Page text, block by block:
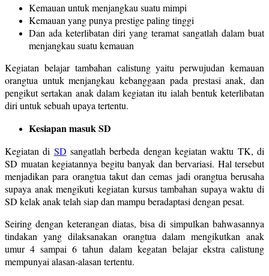
Kemauan untuk menjangkau suatu mimpi
Kemauan yang punya prestige paling tinggi
Dan ada keterlibatan diri yang teramat sangatlah dalam buat
menjangkau suatu kemauan
Kegiatan belajar tambahan calistung yaitu perwujudan kemauan
orangtua untuk menjangkau kebanggaan pada prestasi anak, dan
pengikut sertakan anak dalam kegiatan itu ialah bentuk keterlibatan
diri untuk sebuah upaya tertentu.
Kesiapan masuk SD
Kegiatan di SD sangatlah berbeda dengan kegiatan waktu TK, di
SD muatan kegiatannya begitu banyak dan bervariasi. Hal tersebut
menjadikan para orangtua takut dan cemas jadi orangtua berusaha
supaya anak mengikuti kegiatan kursus tambahan supaya waktu di
SD kelak anak telah siap dan mampu beradaptasi dengan pesat.
Seiring dengan keterangan diatas, bisa di simpulkan bahwasannya
tindakan yang dilaksanakan orangtua dalam mengikutkan anak
umur 4 sampai 6 tahun dalam kegatan belajar ekstra calistung
mempunyai alasan-alasan tertentu.